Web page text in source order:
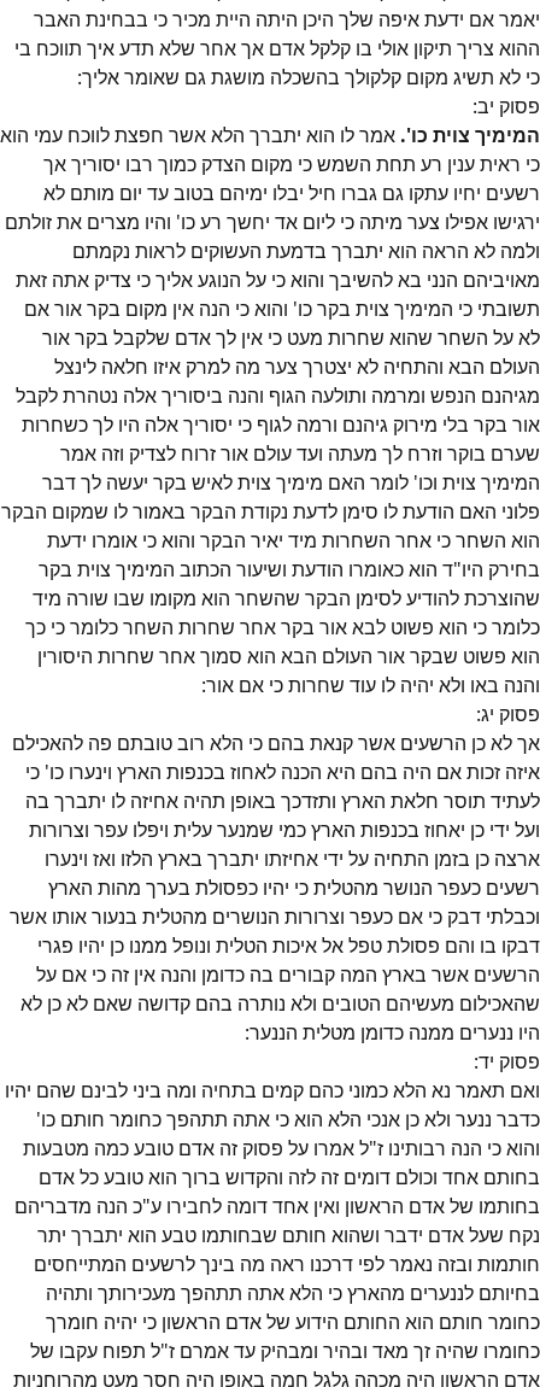
יאמר אם ידעת איפה שלך היכן היתה היית מכיר כי בבחינת האבר
ההוא צריך תיקון אולי בו קלקל אדם אך אחר שלא תדע איך תווכח בי
כי לא תשיג מקום קלקולך בהשכלה מושגת גם שאומר אליך:
פסוק יב:
המימיך צוית כו'. אמר לו הוא יתברך הלא אשר חפצת לווכח עמי הוא
כי ראית ענין רע תחת השמש כי מקום הצדק כמוך רבו יסוריך אך
רשעים יחיו עתקו גם גברו חיל יבלו ימיהם בטוב עד יום מותם לא
ירגישו אפילו צער מיתה כי ליום אד יחשך רע כו' והיו מצרים את זולתם
ולמה לא הראה הוא יתברך בדמעת העשוקים לראות נקמתם
מאויביהם הנני בא להשיבך והוא כי על הנוגע אליך כי צדיק אתה זאת
תשובתי כי המימיך צוית בקר כו' והוא כי הנה אין מקום בקר אור אם
לא על השחר שהוא שחרות מעט כי אין לך אדם שלקבל בקר אור
העולם הבא והתחיה לא יצטרך צער מה למרק איזו חלאה לינצל
מגיהנם הנפש ומרמה ותולעה הגוף והנה ביסוריך אלה נטהרת לקבל
אור בקר בלי מירוק גיהנם ורמה לגוף כי יסוריך אלה היו לך כשחרות
שערם בוקר וזרח לך מעתה ועד עולם אור זרוח לצדיק וזה אמר
המימיך צוית וכו' לומר האם מימיך צוית לאיש בקר יעשה לך דבר
פלוני האם הודעת לו סימן לדעת נקודת הבקר באמור לו שמקום הבקר
הוא השחר כי אחר השחרות מיד יאיר הבקר והוא כי אומרו ידעת
בחירק היו"ד הוא כאומרו הודעת ושיעור הכתוב המימיך צוית בקר
שהוצרכת להודיע לסימן הבקר שהשחר הוא מקומו שבו שורה מיד
כלומר כי הוא פשוט לבא אור בקר אחר שחרות השחר כלומר כי כך
הוא פשוט שבקר אור העולם הבא הוא סמוך אחר שחרות היסורין
והנה באו ולא יהיה לו עוד שחרות כי אם אור:
פסוק יג:
אך לא כן הרשעים אשר קנאת בהם כי הלא רוב טובתם פה להאכילם
איזה זכות אם היה בהם היא הכנה לאחוז בכנפות הארץ וינערו כו' כי
לעתיד תוסר חלאת הארץ ותזדכך באופן תהיה אחיזה לו יתברך בה
ועל ידי כן יאחוז בכנפות הארץ כמי שמנער עלית ויפלו עפר וצרורות
ארצה כן בזמן התחיה על ידי אחיזתו יתברך בארץ הלזו ואז וינערו
רשעים כעפר הנושר מהטלית כי יהיו כפסולת בערך מהות הארץ
וכבלתי דבק כי אם כעפר וצרורות הנושרים מהטלית בנעור אותו אשר
דבקו בו והם פסולת טפל אל איכות הטלית ונופל ממנו כן יהיו פגרי
הרשעים אשר בארץ המה קבורים בה כדומן והנה אין זה כי אם על
שהאכילום מעשיהם הטובים ולא נותרה בהם קדושה שאם לא כן לא
היו ננערים ממנה כדומן מטלית הננער:
פסוק יד:
ואם תאמר נא הלא כמוני כהם קמים בתחיה ומה ביני לבינם שהם יהיו
כדבר ננער ולא כן אנכי הלא הוא כי אתה תתהפך כחומר חותם כו'
והוא כי הנה רבותינו ז"ל אמרו על פסוק זה אדם טובע כמה מטבעות
בחותם אחד וכולם דומים זה לזה והקדוש ברוך הוא טובע כל אדם
בחותמו של אדם הראשון ואין אחד דומה לחבירו ע"כ הנה מדבריהם
נקח שעל אדם ידבר ושהוא חותם שבחותמו טבע הוא יתברך יתר
חותמות ובזה נאמר לפי דרכנו ראה מה בינך לרשעים המתייחסים
בחיותם לננערים מהארץ כי הלא אתה תתהפך מעכירותך ותהיה
כחומר חותם הוא החותם הידוע של אדם הראשון כי יהיה חומרך
כחומרו שהיה זך מאד ובהיר ומבהיק עד אמרם ז"ל תפוח עקבו של
אדם הראשון היה מכהה גלגל חמה באופן היה חסר מעט מהרוחניות